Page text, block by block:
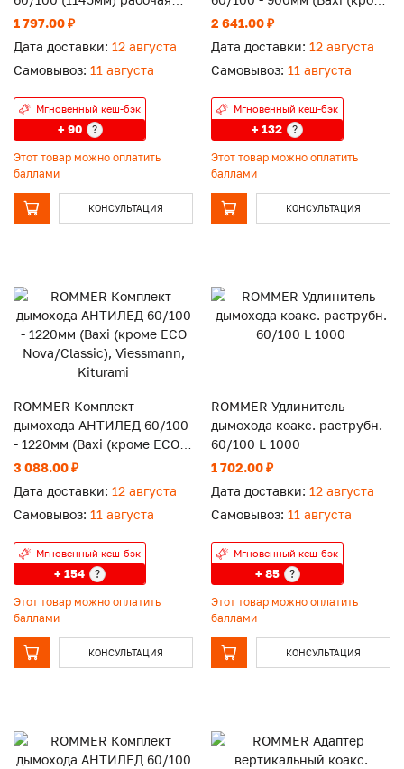
1000мм
1 797.00 ₽
Дата доставки: 12 августа
Самовывоз: 11 августа
Мгновенный кеш-бэк
+ 90 ?
Этот товар можно оплатить
баллами
КОНСУЛЬТАЦИЯ
ECO Nova/Classic), Ariston,
2 641.00 ₽
Дата доставки: 12 августа
Самовывоз: 11 августа
Мгновенный кеш-бэк
+ 132 ?
Этот товар можно оплатить
баллами
КОНСУЛЬТАЦИЯ
ROMMER Комплект
дымохода АНТИЛЕД 60/100
- 1220мм (Baxi (кроме ECO
Nova/Classic), Viessmann,
3 088.00 ₽
Дата доставки: 12 августа
Самовывоз: 11 августа
Мгновенный кеш-бэк
+ 154 ?
Этот товар можно оплатить
баллами
КОНСУЛЬТАЦИЯ
ROMMER Удлинитель
дымохода коакс. раструбн.
60/100 L 1000
1 702.00 ₽
Дата доставки: 12 августа
Самовывоз: 11 августа
Мгновенный кеш-бэк
+ 85 ?
Этот товар можно оплатить
баллами
КОНСУЛЬТАЦИЯ